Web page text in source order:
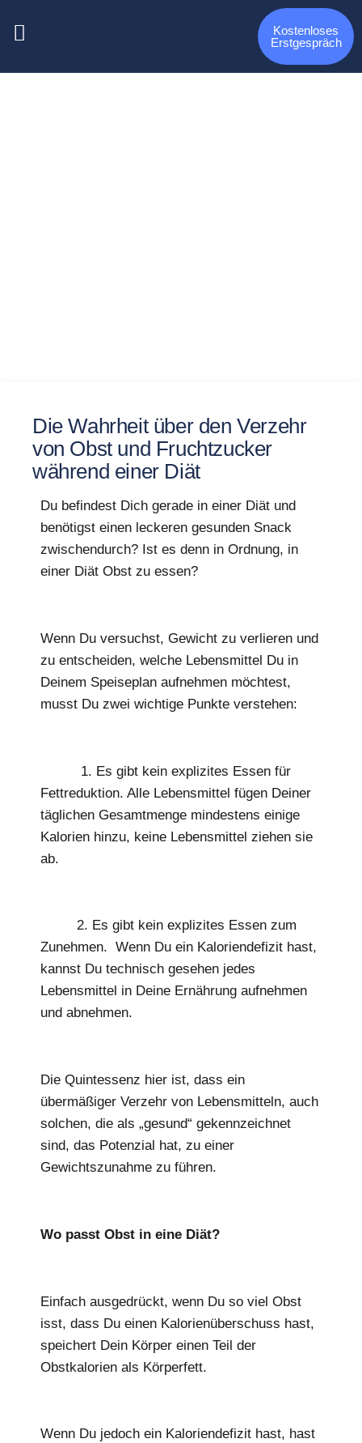
Kostenloses
Erstgespräch
Die Wahrheit über den Verzehr
von Obst und Fruchtzucker
während einer Diät
Du befindest Dich gerade in einer Diät und
benötigst einen leckeren gesunden Snack
zwischendurch? Ist es denn in Ordnung, in
einer Diät Obst zu essen?
Wenn Du versuchst, Gewicht zu verlieren und
zu entscheiden, welche Lebensmittel Du in
Deinem Speiseplan aufnehmen möchtest,
musst Du zwei wichtige Punkte verstehen:
1. Es gibt kein explizites Essen für
Fettreduktion. Alle Lebensmittel fügen Deiner
täglichen Gesamtmenge mindestens einige
Kalorien hinzu, keine Lebensmittel ziehen sie
ab.
2. Es gibt kein explizites Essen zum
Zunehmen. Wenn Du ein Kaloriendefizit hast,
kannst Du technisch gesehen jedes
Lebensmittel in Deine Ernährung aufnehmen
und abnehmen.
Die Quintessenz hier ist, dass ein
übermäßiger Verzehr von Lebensmitteln, auch
solchen, die als „gesund“ gekennzeichnet
sind, das Potenzial hat, zu einer
Gewichtszunahme zu führen.
Wo passt Obst in eine Diät?
Einfach ausgedrückt, wenn Du so viel Obst
isst, dass Du einen Kalorienüberschuss hast,
speichert Dein Körper einen Teil der
Obstkalorien als Körperfett.
Wenn Du jedoch ein Kaloriendefizit hast, hast